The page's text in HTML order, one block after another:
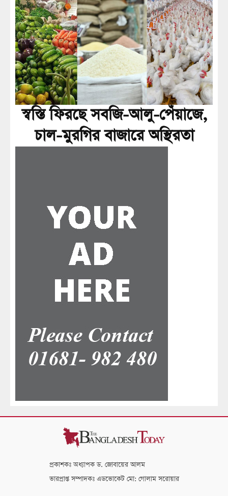
স্বস্তি ফিরছে সবজি-আলু-পেঁয়াজে,
চাল-মুরগির বাজারে অস্থিরতা
প্রকাশকঃ অধ্যাপক ড. জোবায়ের আলম
ভারপ্রাপ্ত সম্পাদকঃ এডভোকেট মো: গোলাম সরোয়ার